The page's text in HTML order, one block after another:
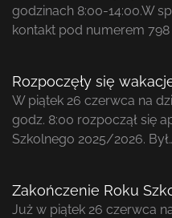
godzinach 8:00-14:00.W
kontakt pod numerem 798
Rozpoczęły się
W piątek 26 czerwca na
godz. 8:00 rozpoczął się
Szkolnego 2025/2026.
Zakończenie Roku
Już w piątek 26 czerwca